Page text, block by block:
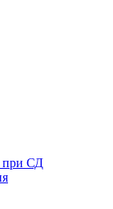
при СД